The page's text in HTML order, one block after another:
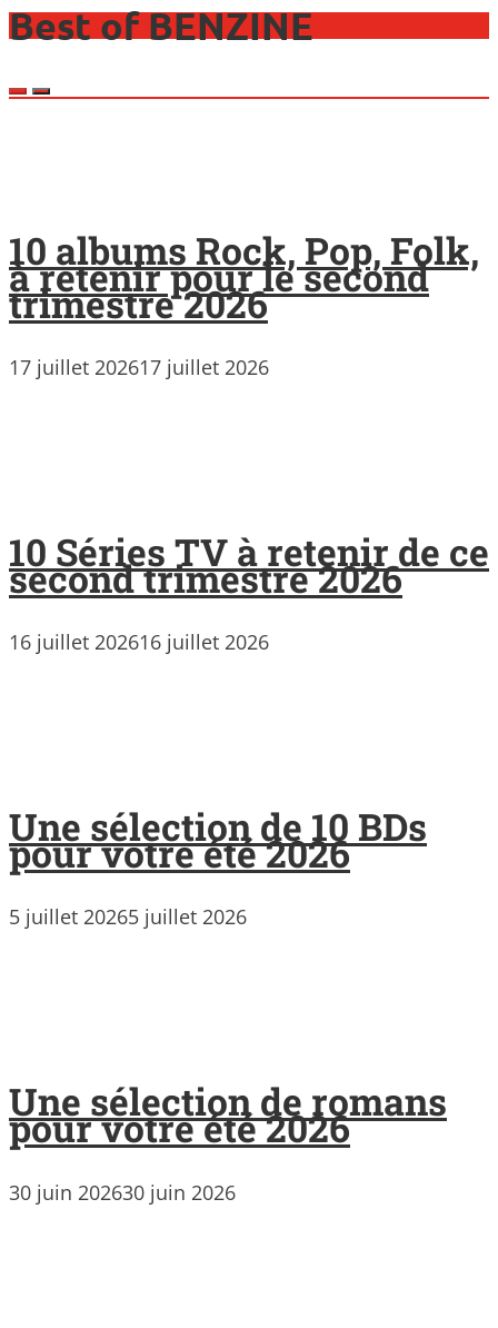
Best of BENZINE
10 albums Rock, Pop, Folk,
à retenir pour le second
trimestre 2026
17 juillet 202617 juillet 2026
10 Séries TV à retenir de ce
second trimestre 2026
16 juillet 202616 juillet 2026
Une sélection de 10 BDs
pour votre été 2026
5 juillet 20265 juillet 2026
Une sélection de romans
pour votre été 2026
30 juin 202630 juin 2026